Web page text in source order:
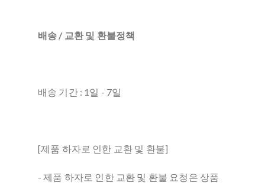
배송 / 교환 및 환불정책
배송 기간 : 1일 - 7일
[제품 하자로 인한 교환 및 환불]
- 제품 하자로 인한 교환 및 환불 요청은 상품